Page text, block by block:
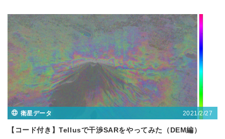
衛星データ 2021/2/27
【コード付き】Tellusで干渉SARをやってみた（DEM編）